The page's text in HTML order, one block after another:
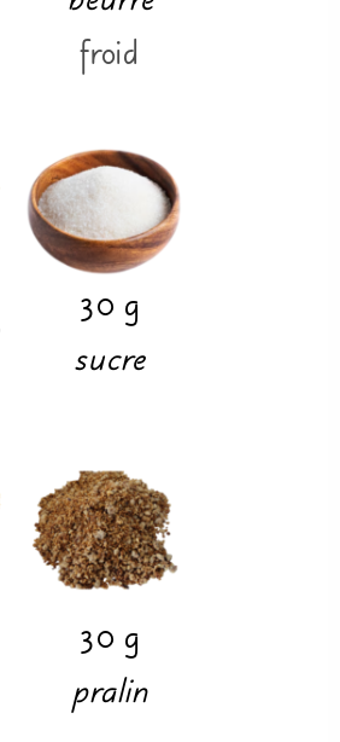
froid
30 g
sucre
30 g
pralin